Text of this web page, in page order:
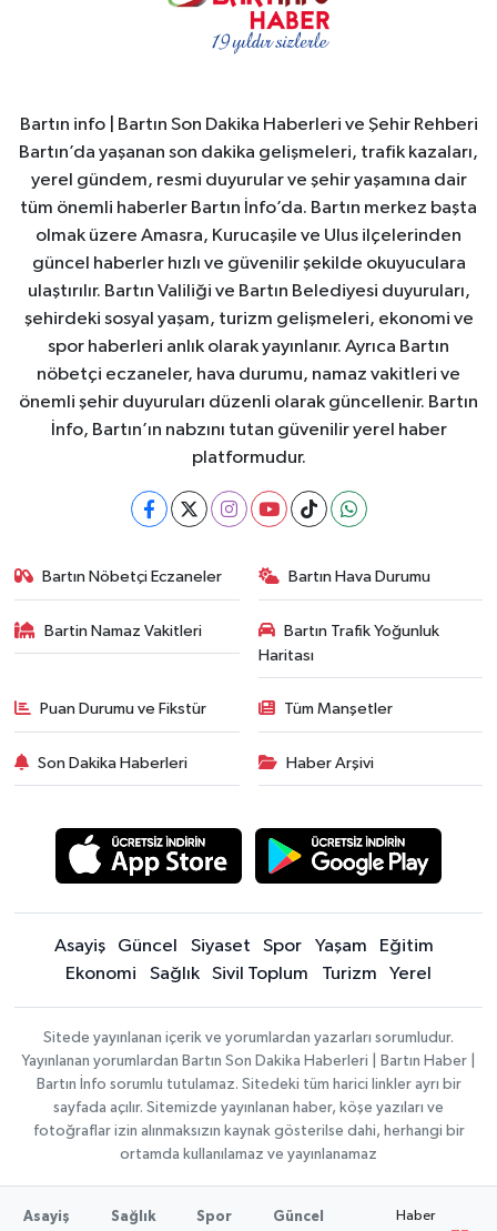
Bartın info | Bartın Son Dakika Haberleri ve Şehir Rehberi
Bartın’da yaşanan son dakika gelişmeleri, trafik kazaları,
yerel gündem, resmi duyurular ve şehir yaşamına dair
tüm önemli haberler Bartın İnfo’da. Bartın merkez başta
olmak üzere Amasra, Kurucaşile ve Ulus ilçelerinden
güncel haberler hızlı ve güvenilir şekilde okuyuculara
ulaştırılır. Bartın Valiliği ve Bartın Belediyesi duyuruları,
şehirdeki sosyal yaşam, turizm gelişmeleri, ekonomi ve
spor haberleri anlık olarak yayınlanır. Ayrıca Bartın
nöbetçi eczaneler, hava durumu, namaz vakitleri ve
önemli şehir duyuruları düzenli olarak güncellenir. Bartın
İnfo, Bartın’ın nabzını tutan güvenilir yerel haber
platformudur.
Bartın Nöbetçi Eczaneler Bartın Hava Durumu
Bartin Namaz Vakitleri
Bartın Trafik Yoğunluk
Haritası
Puan Durumu ve Fikstür Tüm Manşetler
Son Dakika Haberleri Haber Arşivi
Asayiş Güncel Siyaset Spor Yaşam
Eğitim
Ekonomi
Sağlık Sivil Toplum Turizm Yerel
Sitede yayınlanan içerik ve yorumlardan yazarları sorumludur.
Yayınlanan yorumlardan Bartın Son Dakika Haberleri | Bartın Haber |
Bartın İnfo sorumlu tutulamaz. Sitedeki tüm harici linkler ayrı bir
sayfada açılır. Sitemizde yayınlanan haber, köşe yazıları ve
fotoğraflar izin alınmaksızın kaynak gösterilse dahi, herhangi bir
ortamda kullanılamaz ve yayınlanamaz
Asayiş Sağlık Spor
Güncel
Haber